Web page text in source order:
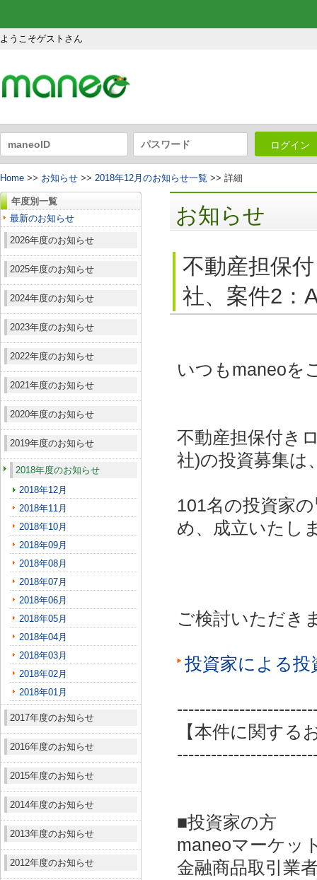
ようこそゲストさん
ログイン
Home >> お知らせ >> 2018年12月のお知らせ一覧 >> 詳細
年度別一覧
最新のお知らせ
2026年度のお知らせ
2025年度のお知らせ
2024年度のお知らせ
2023年度のお知らせ
2022年度のお知らせ
2021年度のお知らせ
2020年度のお知らせ
2019年度のお知らせ
2018年度のお知らせ
2018年12月
2018年11月
2018年10月
2018年09月
2018年08月
2018年07月
2018年06月
2018年05月
2018年04月
2018年03月
2018年02月
2018年01月
2017年度のお知らせ
2016年度のお知らせ
2015年度のお知らせ
2014年度のお知らせ
2013年度のお知らせ
2012年度のお知らせ
お知らせ
不動産担保
社、案件2：
いつもmaneoを
不動産担保付き
社)の投資募集は
101名の投資家
め、成立いたし
ご検討いただき
投資家による
【本件に関する
■投資家の方
maneoマーケッ
金融商品取引業